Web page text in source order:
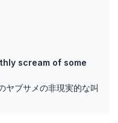
scream of some
ヤブサメの非現実的な叫